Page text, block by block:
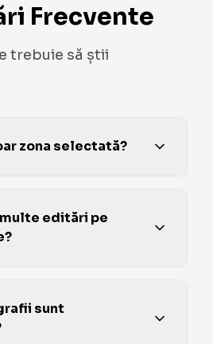
Frecvente
trebuie să știi
zona selectată?
editări pe
sunt